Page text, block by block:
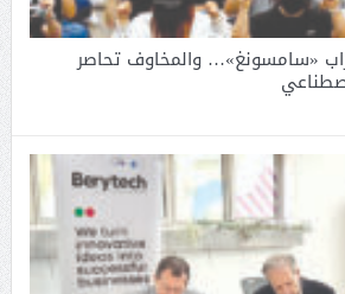
«سامسونغ»… والمخاوف تحاصر